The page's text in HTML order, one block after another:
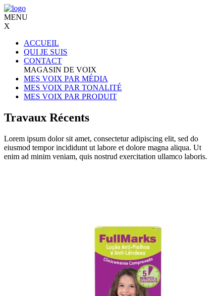
MENU
X
ACCUEIL
QUI JE SUIS
CONTACT
MAGASIN DE VOIX
MES VOIX PAR MÉDIA
MES VOIX PAR TONALITÉ
MES VOIX PAR PRODUIT
Travaux Récents
Lorem ipsum dolor sit amet, consectetur adipiscing elit, sed do
eiusmod tempor incididunt ut labore et dolore magna aliqua. Ut
enim ad minim veniam, quis nostrud exercitation ullamco laboris.